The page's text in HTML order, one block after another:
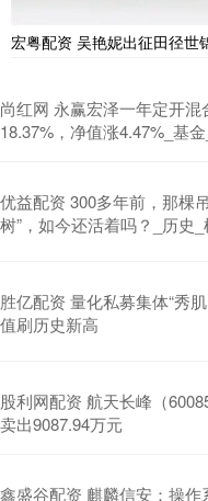
宏粤配资 吴艳妮出征田径世
尚红网 永赢宏泽一年定开
18.37%，净值涨4.47%_基
优益配资 300多年前，那棵
树”，如今还活着吗？_历史
胜亿配资 量化私募集体“秀
值刷历史新高
股利网配资 航天长峰（
卖出9087.94万元
鑫盛谷配资 麒麟信安：操